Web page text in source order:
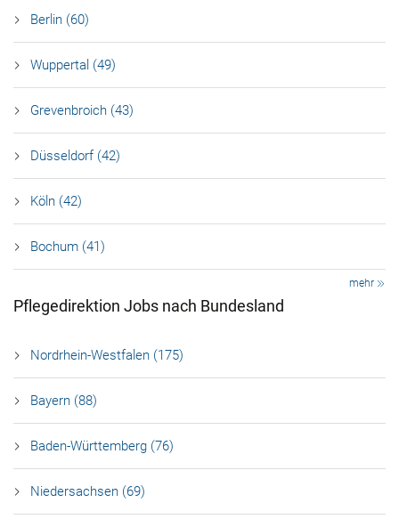
Berlin (60)
Wuppertal (49)
Grevenbroich (43)
Düsseldorf (42)
Köln (42)
Bochum (41)
mehr
Pflegedirektion Jobs nach Bundesland
Nordrhein-Westfalen (175)
Bayern (88)
Baden-Württemberg (76)
Niedersachsen (69)